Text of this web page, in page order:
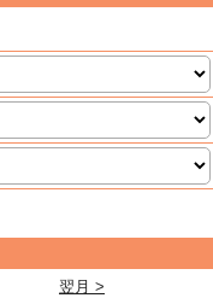
翌月 >